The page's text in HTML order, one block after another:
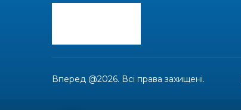
Вперед @2026. Всі права захищені.